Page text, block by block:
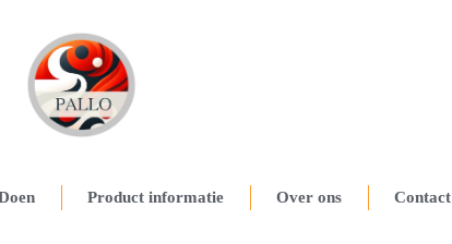
Product informatie Over ons Contact